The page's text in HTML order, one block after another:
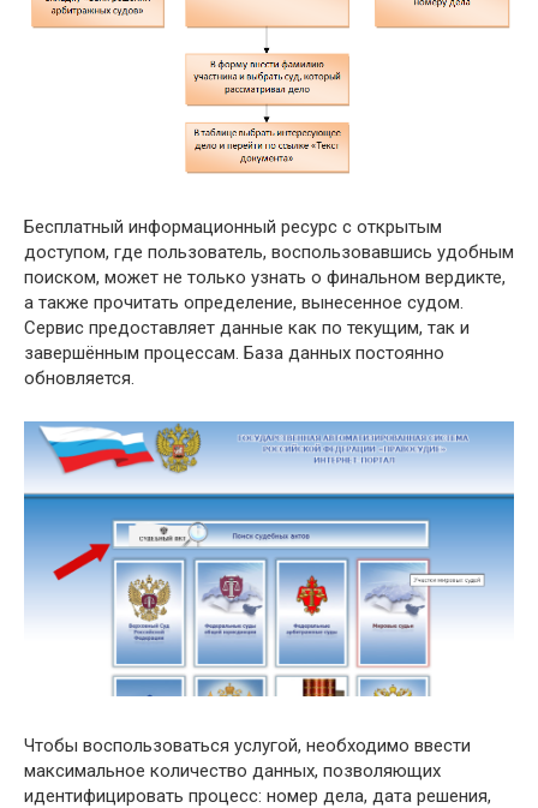
Бесплатный информационный ресурс с открытым
доступом, где пользователь, воспользовавшись удобным
поиском, может не только узнать о финальном вердикте,
а также прочитать определение, вынесенное судом.
Сервис предоставляет данные как по текущим, так и
завершённым процессам. База данных постоянно
обновляется.
Чтобы воспользоваться услугой, необходимо ввести
максимальное количество данных, позволяющих
идентифицировать процесс: номер дела, дата решения,